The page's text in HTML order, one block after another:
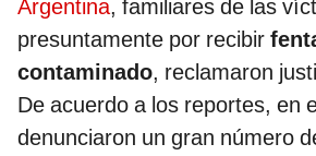
Argentina, familiares de las
presuntamente por recibir
contaminado, reclamaron
De acuerdo a los reportes, en
denunciaron un gran número